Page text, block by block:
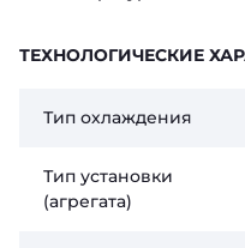
ТЕХНОЛОГИЧЕСКИЕ
Тип охлаждения
Тип установки
(агрегата)